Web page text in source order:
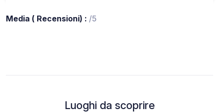
Media ( Recensioni) : /5
Luoghi da scoprire